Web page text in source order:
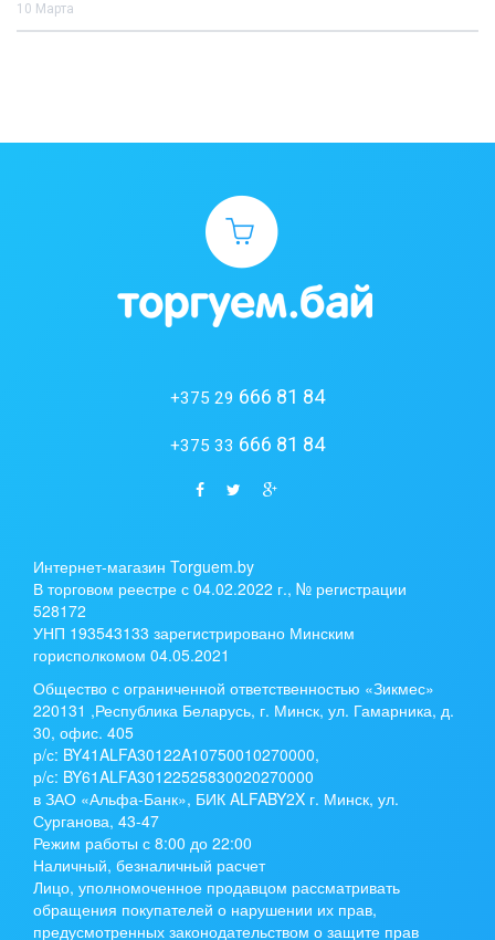
10 Марта
+375 29 666 81 84
+375 33 666 81 84
Интернет-магазин Torguem.by
В торговом реестре с 04.02.2022 г., № регистрации
528172
УНП 193543133 зарегистрировано Минским
горисполкомом 04.05.2021
Общество с ограниченной ответственностью «Зикмес»
220131 ,Республика Беларусь, г. Минск, ул. Гамарника, д.
30, офис. 405
р/с: BY41ALFA30122A10750010270000,
р/с: BY61ALFA30122525830020270000
в ЗАО «Альфа-Банк», БИК ALFABY2X г. Минск, ул.
Сурганова, 43-47
Режим работы с 8:00 до 22:00
Наличный, безналичный расчет
Лицо, уполномоченное продавцом рассматривать
обращения покупателей о нарушении их прав,
предусмотренных законодательством о защите прав